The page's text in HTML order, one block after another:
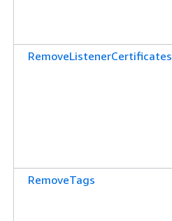
RemoveListenerCertificates
RemoveTags